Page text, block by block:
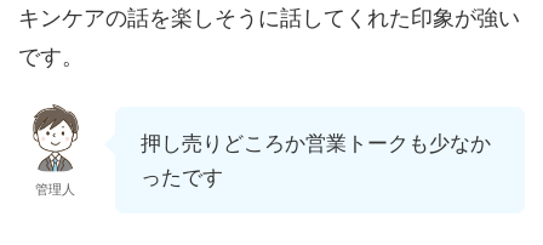
キンケアの話を楽しそうに話してくれた印象が強い
です。
管理人
押し売りどころか営業トークも少なか
ったです